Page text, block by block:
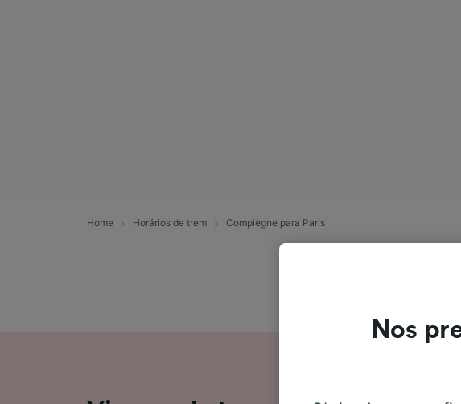
Home Horários de trem Compiègne para Paris
Nos